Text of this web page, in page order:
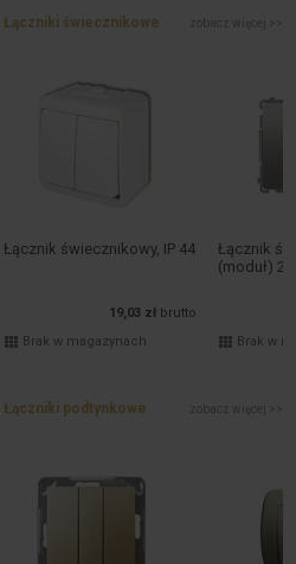
Łączniki świecznikowe zobacz więcej >>
Łącznik świecznikowy, IP 44
19,03 zł
brutto
Brak w magazynach
Łącznik
(moduł) 2...
Brak w
Łączniki podtynkowe zobacz więcej >>